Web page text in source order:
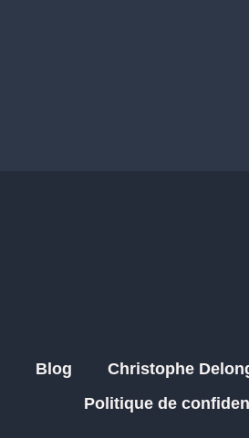
Blog
Christophe
Politique de